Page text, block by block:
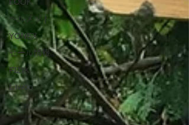
ヘルメット
YONEX
セール情報
FIZIK
L twoo